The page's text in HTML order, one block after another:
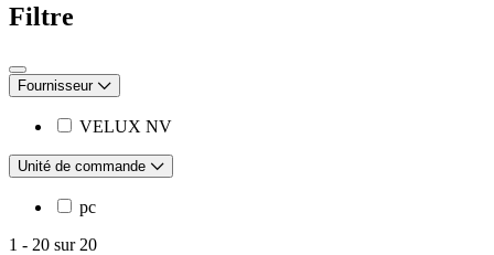
Filtre
Fournisseur
VELUX NV
Unité de commande
pc
1 - 20 sur20